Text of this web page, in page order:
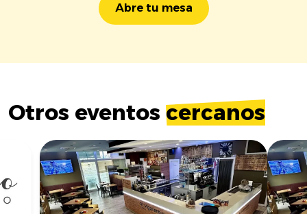
Abre tu mesa
Otros eventos cercanos